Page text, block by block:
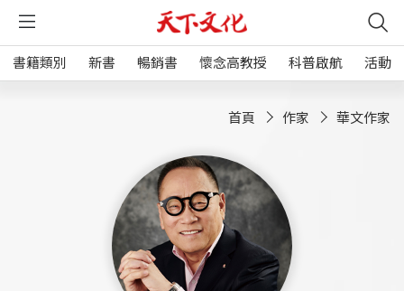
書籍類別 新書 暢銷書 懷念高教授 科普啟航 活動
首頁 作家 華文作家